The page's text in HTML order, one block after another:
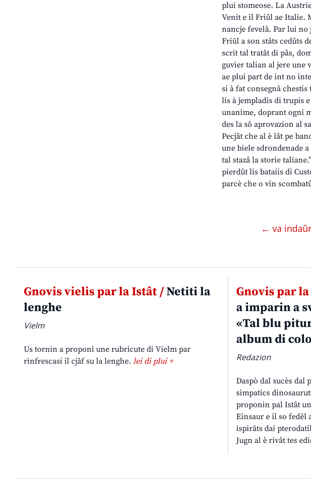
plui stomeose. La
Venit e il Friûl ae Italie.
nancje fevelâ. Par lui no
Friûl a son stâts cedûts
scrit tal tratât di pâs,
guvier talian al jere une
ae plui part de int no
si à fat consegnâ
lis à jempladis di trupis
unanime, doprant ogni
des la sô aprovazion al
Pecjât che al è lât pe
une biele sdrondenade
tal stazâ la storie
pierdût lis bataiis di
parcè che o vin
← va indaûr
Gnovis vielis par la Istât /Netiti la
lenghe
Vielm
Us tornin a proponi une rubricute di Vielm par
rinfrescasi il cjâf su la lenghe. lei di plui +
Gnovis par
a imparin a
«Tal blu
album di
Redazion
Daspò dal sucès
simpatics
proponin pal Istât
Einsaur e il so fedêl
ispirâts dai
Jugn al è rivât tes